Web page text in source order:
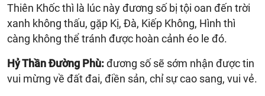
Thiên Khốc thì là lúc này đương số bị tội oan đến trời
xanh không thấu, gặp Kị, Đà, Kiếp Không, Hình thì
càng không thể tránh được hoàn cảnh éo le đó.
Hỷ Thần Đường Phù:đương số sẽ sớm nhận được tin
vui mừng về đất đai, điền sản, chỉ sự cao sang, vui vẻ.